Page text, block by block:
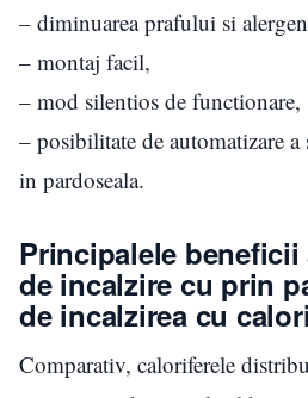
– diminuarea prafului si
– montaj facil,
– mod silentios de functionare,
– posibilitate de automatizare
in pardoseala.
Principalele
de incalzire cu prin
de incalzirea cu
Comparativ, caloriferele